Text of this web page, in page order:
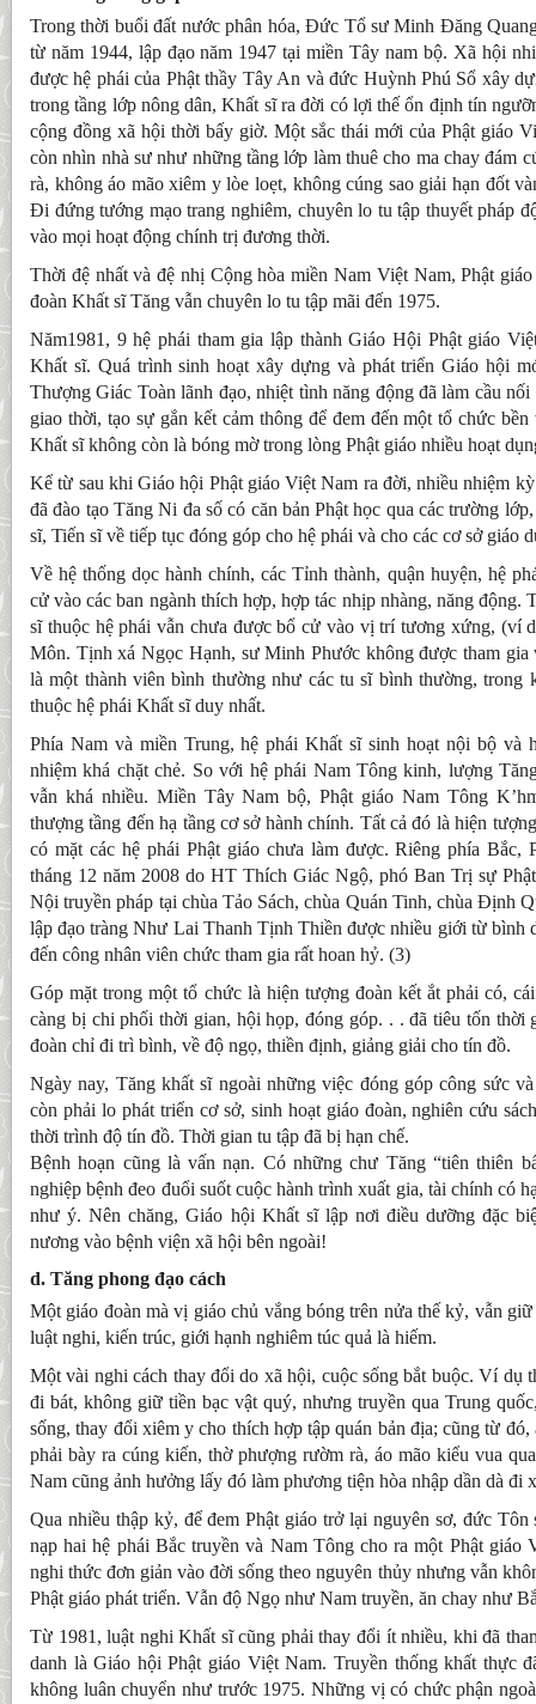
Trong thời buổi đất nước phân hóa, Đức Tổ sư Minh Đăng
từ năm 1944, lập đạo năm 1947 tại miền Tây nam bộ. Xã hội
được hệ phái của Phật thầy Tây An và đức Huỳnh Phú Sổ xây
trong tầng lớp nông dân, Khất sĩ ra đời có lợi thế ổn định tín
cộng đồng xã hội thời bấy giờ. Một sắc thái mới của Phật giáo
còn nhìn nhà sư như những tầng lớp làm thuê cho ma chay đám
rà, không áo mão xiêm y lòe loẹt, không cúng sao giải hạn đốt
Đi đứng tướng mạo trang nghiêm, chuyên lo tu tập thuyết pháp
vào mọi hoạt động chính trị đương thời.
Thời đệ nhất và đệ nhị Cộng hòa miền Nam Việt Nam, Phật
đoàn Khất sĩ Tăng vẫn chuyên lo tu tập mãi đến 1975.
Năm1981, 9 hệ phái tham gia lập thành Giáo Hội Phật giáo
Khất sĩ. Quá trình sinh hoạt xây dựng và phát triển Giáo hội
Thượng Giác Toàn lãnh đạo, nhiệt tình năng động đã làm cầu
giao thời, tạo sự gắn kết cảm thông để đem đến một tổ chức
Khất sĩ không còn là bóng mờ trong lòng Phật giáo nhiều hoạt
Kể từ sau khi Giáo hội Phật giáo Việt Nam ra đời, nhiều nhiệm
đã đào tạo Tăng Ni đa số có căn bản Phật học qua các trường
sĩ, Tiến sĩ về tiếp tục đóng góp cho hệ phái và cho các cơ sở giáo
Về hệ thống dọc hành chính, các Tỉnh thành, quận huyện, hệ
cử vào các ban ngành thích hợp, hợp tác nhịp nhàng, năng động.
sĩ thuộc hệ phái vẫn chưa được bổ cử vào vị trí tương xứng, (ví
Môn. Tịnh xá Ngọc Hạnh, sư Minh Phước không được tham gia
là một thành viên bình thường như các tu sĩ bình thường,
thuộc hệ phái Khất sĩ duy nhất.
Phía Nam và miền Trung, hệ phái Khất sĩ sinh hoạt nội bộ và
nhiệm khá chặt chẻ. So với hệ phái Nam Tông kinh, lượng
vẫn khá nhiều. Miền Tây Nam bộ, Phật giáo Nam Tông
thượng tầng đến hạ tầng cơ sở hành chính. Tất cả đó là hiện
có mặt các hệ phái Phật giáo chưa làm được. Riêng phía Bắc,
tháng 12 năm 2008 do HT Thích Giác Ngộ, phó Ban Trị sự
Nội truyền pháp tại chùa Tảo Sách, chùa Quán Tinh, chùa Định
lập đạo tràng Như Lai Thanh Tịnh Thiền được nhiều giới từ bình
đến công nhân viên chức tham gia rất hoan hỷ. (3)
Góp mặt trong một tổ chức là hiện tượng đoàn kết ắt phải có,
càng bị chi phối thời gian, hội họp, đóng góp. . . đã tiêu tốn thời
đoàn chỉ đi trì bình, về độ ngọ, thiền định, giảng giải cho tín đồ.
Ngày nay, Tăng khất sĩ ngoài những việc đóng góp công sức
còn phải lo phát triển cơ sở, sinh hoạt giáo đoàn, nghiên cứu
thời trình độ tín đồ. Thời gian tu tập đã bị hạn chế.
Bệnh hoạn cũng là vấn nạn. Có những chư Tăng “tiên thiên
nghiệp bệnh đeo đuổi suốt cuộc hành trình xuất gia, tài chính có
như ý. Nên chăng, Giáo hội Khất sĩ lập nơi điều dưỡng đặc
nương vào bệnh viện xã hội bên ngoài!
d. Tăng phong đạo cách
Một giáo đoàn mà vị giáo chủ vắng bóng trên nửa thế kỷ, vẫn
luật nghi, kiến trúc, giới hạnh nghiêm túc quả là hiếm.
Một vài nghi cách thay đổi do xã hội, cuộc sống bắt buộc. Ví dụ
đi bát, không giữ tiền bạc vật quý, nhưng truyền qua Trung
sống, thay đổi xiêm y cho thích hợp tập quán bản địa; cũng từ
phải bày ra cúng kiến, thờ phượng rườm rà, áo mão kiểu vua
Nam cũng ảnh hưởng lấy đó làm phương tiện hòa nhập dần dà đi
Qua nhiều thập kỷ, để đem Phật giáo trở lại nguyên sơ, đức
nạp hai hệ phái Bắc truyền và Nam Tông cho ra một Phật giáo
nghi thức đơn giản vào đời sống theo nguyên thủy nhưng vẫn
Phật giáo phát triển. Vẫn độ Ngọ như Nam truyền, ăn chay như
Từ 1981, luật nghi Khất sĩ cũng phải thay đổi ít nhiều, khi đã
danh là Giáo hội Phật giáo Việt Nam. Truyền thống khất thực
không luân chuyển như trước 1975. Những vị có chức phận